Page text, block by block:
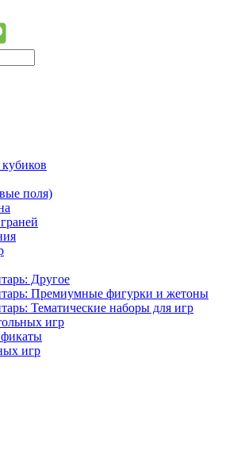
поля)
Другое
Премиумные фигурки и жетоны
Тематические наборы для игр
игр
игр